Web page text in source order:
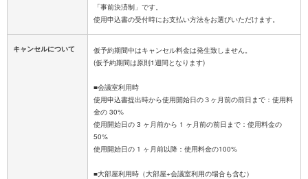
「事前決済制」です。
キャンセルについて
仮予約期間中はキャンセル料金は発生致しません。
(仮予約期間は原則1週間となります)
■会議室利用時
使用申込書提出時から使用開始日の３ヶ月前の前日まで：使用料
金の 30%
使用開始日の 3 ヶ月前から 1 ヶ月前の前日まで：使用料金の
50%
使用開始日の 1 ヶ月前以降：使用料金の100%
■大部屋利用時（大部屋+会議室利用の場合も含む）